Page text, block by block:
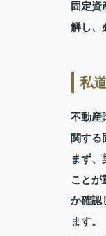
固定
解し、
私
不動産
関する
まず
ことが
か確認
ます。